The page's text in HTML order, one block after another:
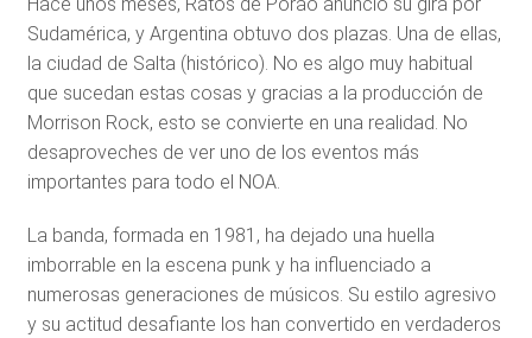
Hace unos meses, Ratos de Porão anunció su gira por
Sudamérica, y Argentina obtuvo dos plazas. Una de ellas,
la ciudad de Salta (histórico). No es algo muy habitual
que sucedan estas cosas y gracias a la producción de
Morrison Rock, esto se convierte en una realidad. No
desaproveches de ver uno de los eventos más
importantes para todo el NOA.
La banda, formada en 1981, ha dejado una huella
imborrable en la escena punk y ha influenciado a
numerosas generaciones de músicos. Su estilo agresivo
y su actitud desafiante los han convertido en verdaderos